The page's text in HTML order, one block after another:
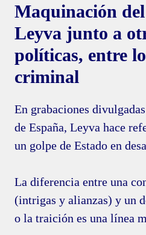
Maquinación
Leyva junto a
políticas, entre
criminal
En grabaciones
de España, Leyva hace
un golpe de Estado en
La diferencia entre una
(intrigas y alianzas) y un
o la traición es una línea